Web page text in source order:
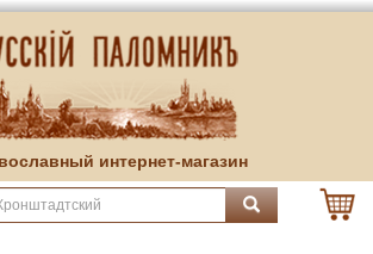
интернет-магазин